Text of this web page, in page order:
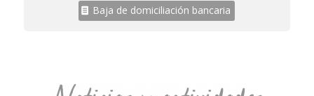
Baja de domiciliación bancaria